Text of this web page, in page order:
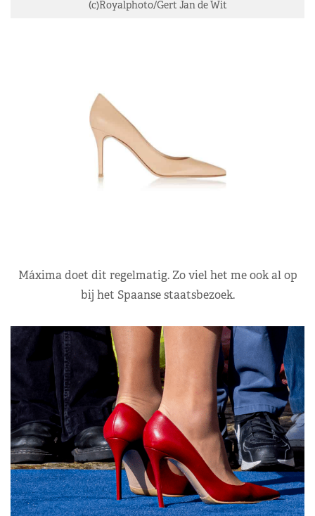
(c)Royalphoto/Gert Jan de Wit
Máxima doet dit regelmatig. Zo viel het me ook al op
bij het Spaanse staatsbezoek.